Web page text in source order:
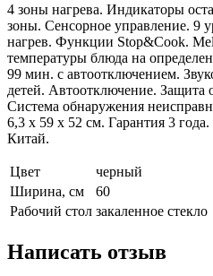
4 зоны нагрева. Индикаторы
зоны. Сенсорное управление. 9
нагрев. Функции Stop&Cook.
температуры блюда на
99 мин. с автоотключением.
детей. Автоотключение. Защита
Система обнаружения
6,3 x 59 x 52 см. Гарантия 3
Китай.
Цвет
черный
Ширина, см
60
Рабочий стол закаленное стекло
Написать отзыв